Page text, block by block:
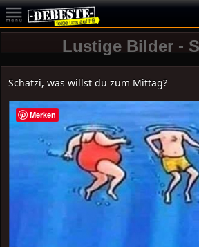
Lustige Bilder -
Schatzi, was willst du zum Mittag?
Merken